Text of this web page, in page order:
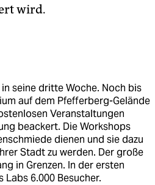
wird.
seine dritte Woche. Noch bis
auf dem Pfefferberg-Gelände
Veranstaltungen
beackert. Die Workshops
dienen und sie dazu
Stadt zu werden. Der große
in Grenzen. In der ersten
Labs 6.000 Besucher.